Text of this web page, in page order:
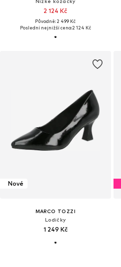
2 124 Kč
Původně: 2 499 Kč
Poslední nejnižší cena:2 124 Kč
Nové
MARCO TOZZI
Lodičky
1 249 Kč